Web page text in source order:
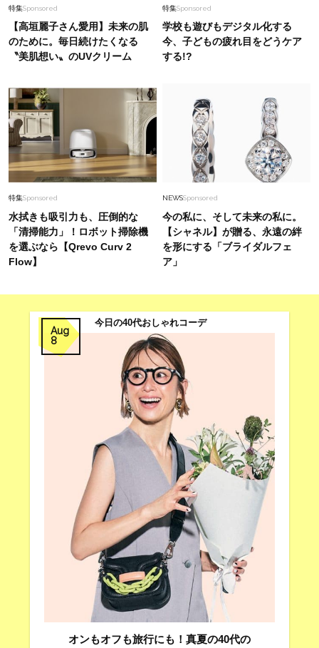
特集Sponsored
【高垣麗子さん愛用】未来の肌
のために。毎日続けたくなる
〝美肌想い〟のUVクリーム
特集Sponsored
学校も遊びもデジタル化する
今、子どもの疲れ目をどうケア
する!?
特集Sponsored
水拭きも吸引力も、圧倒的な
「清掃能力」！ロボット掃除機
を選ぶなら【Qrevo Curv 2
Flow】
NEWSSponsored
今の私に、そして未来の私に。
【シャネル】が贈る、永遠の絆
を形にする「ブライダルフェ
ア」
Aug
8
今日の40代おしゃれコーデ
オンもオフも旅行にも！真夏の40代の